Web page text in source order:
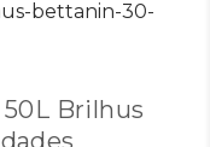
Brilhus